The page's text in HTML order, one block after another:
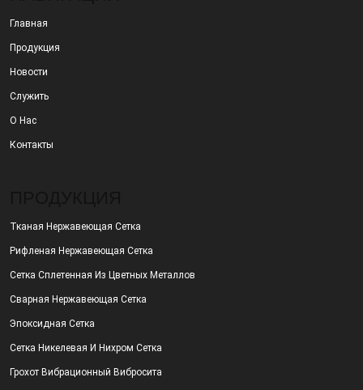
Главная
Продукция
Новости
Служить
О Нас
Контакты
Тканая Нержавеющая Сетка
Рифленая Нержавеющая Сетка
Сетка Сплетенная Из Цветных Металлов
Сварная Нержавеющая Сетка
Эпоксидная Сетка
Сетка Никелевая И Нихром Сетка
Грохот Вибрационный Вибросита